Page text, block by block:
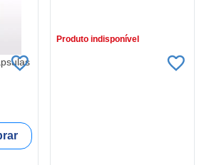
Produto indisponível